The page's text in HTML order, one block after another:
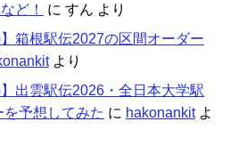
ど！
に すん より
箱根駅伝2027の区間オーダー
より
出雲駅伝2026・全日本大学駅
予想してみた に hakonankitよ